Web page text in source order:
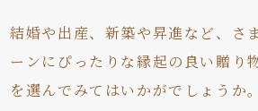
結婚や出産、新築や昇進など、さ
ーンにぴったりな縁起の良い贈り
を選んでみてはいかがでしょうか。